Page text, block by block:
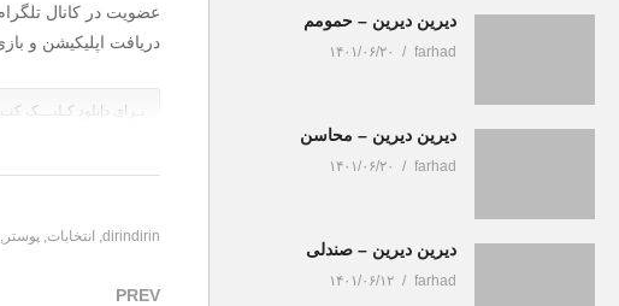
عضویت در کانال
دریافت اپلیکیشن و
بـرای دانلود کـلیـــک
dirindirin انتخابات پوستر
PREV
دیرین دیرین – حمومم
farhad ۱۴۰۱/۰۶/۲۰
دیرین دیرین – محاسن
farhad ۱۴۰۱/۰۶/۲۰
دیرین دیرین – صندلی
farhad ۱۴۰۱/۰۶/۱۲